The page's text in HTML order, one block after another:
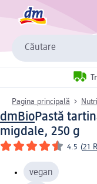
Căutare
Pagina principală
dmBioPastă
migdale, 250 g
4.5 (21
vegan